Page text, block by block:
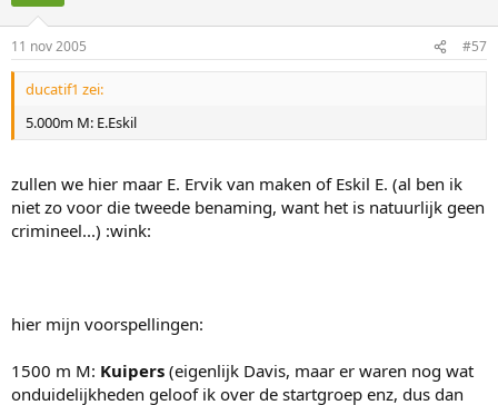
11 nov 2005 #57
ducatif1 zei:
5.000m M: E.Eskil
zullen we hier maar E. Ervik van maken of Eskil E. (al ben ik
niet zo voor die tweede benaming, want het is natuurlijk geen
crimineel...) :wink:
hier mijn voorspellingen:
1500 m M: Kuipers (eigenlijk Davis, maar er waren nog wat
onduidelijkheden geloof ik over de startgroep enz, dus dan